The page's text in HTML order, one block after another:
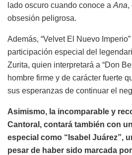
lado oscuro cuando conoce a Ana,
obsesión peligrosa.
Además, “Velvet El Nuevo
participación especial del
Zurita, quien interpretará a “Don
hombre firme y de carácter fuerte
sus esperanzas de continuar el
Asimismo, la incomparable y
Cantoral, contará también con
especial como “Isabel Juárez”,
pesar de haber sido marcada